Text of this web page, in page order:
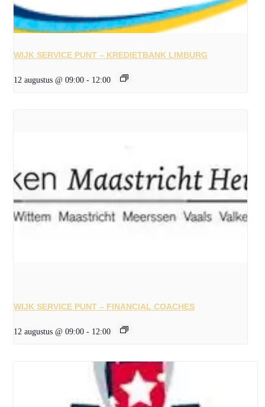
WIJK SERVICE PUNT – KREDIETBANK LIMBURG
12 augustus @ 09:00 - 12:00
WIJK SERVICE PUNT – FINANCIAL COACHES
12 augustus @ 09:00 - 12:00